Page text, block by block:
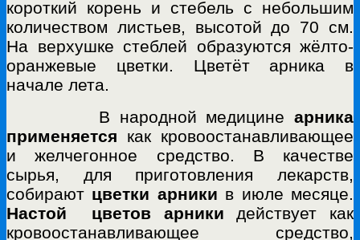
короткий корень и стебель с небольшим
количеством листьев, высотой до 70 см.
На верхушке стеблей образуются жёлто-
оранжевые цветки. Цветёт арника в
начале лета.
В народной медицине арника
применяется как кровоостанавливающее
и желчегонное средство. В качестве
сырья, для приготовления лекарств,
собирают цветки арники в июле месяце.
Настой цветов арники действует как
кровоостанавливающее средство,